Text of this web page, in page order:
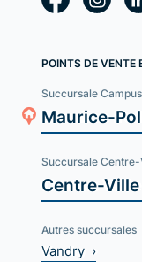
POINTS DE VENTE
Succursale Campus
Maurice-
Succursale
Centre-
Autres succursales
Vandry ›